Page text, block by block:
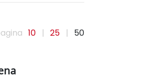
10 | 25 | 50